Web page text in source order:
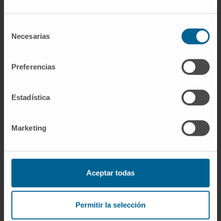
Necesarias
Preferencias
Estadística
Marketing
Aceptar todas
Permitir la selección
presentan reacciones al exponerse a él. La
mayoría de los alérgicos son atópicos, pero
no todos los atópicos son alérgicos.
¿La atopia se hereda?
importante. Si ambos progenitores son
supera el 60 %. Si solo uno de los dos lo es, la
forma mendeliana simple; son muchos genes
expresión del rasgo.
Referencias